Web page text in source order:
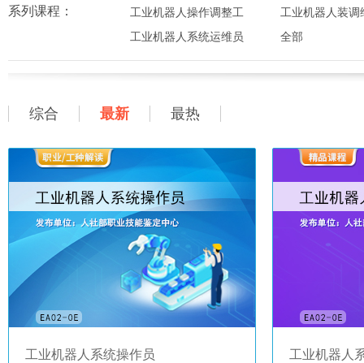
系列课程： 工业机器人操作调整工
工业机器人装调
工业机器人系统运维员
全部
综合 最新 最热
工业机器人系统操作员 工业机器人